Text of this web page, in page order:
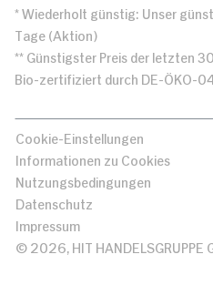
* Wiederholt günstig: Unser
Tage (Aktion)
** Günstigster Preis der letzten
Bio-zertifiziert durch DE-ÖKO-
Cookie-Einstellungen
Informationen zu Cookies
Nutzungsbedingungen
Datenschutz
Impressum
© 2026, HIT HANDELSGRUPPE